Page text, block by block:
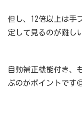
但し、12倍以上は手
定して見るのが難し
自動補正機能付き、
ぶのがポイントです